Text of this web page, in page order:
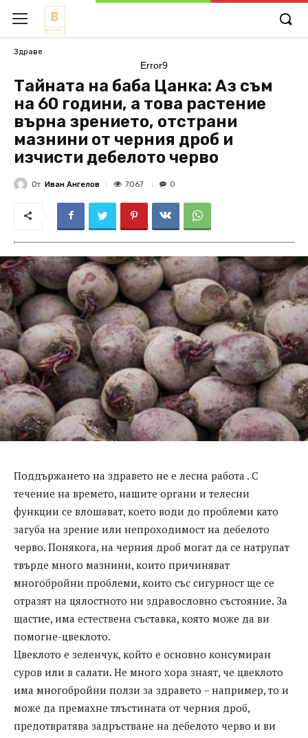
Здраве
Error9
Тайната на баба Цанка: Аз съм
на 60 години, а това растение
върна зрението, отстрани
мазнини от черния дроб и
изчисти дебелото черво
От Иван Ангелов 7067 0
Поддържането на здравето не е лесна работа . С
течение на времето, нашите органи и телесни
функции се влошават, което води до проблеми като
загуба на зрение или непроходимост на дебелото
черво. Понякога, на черния дроб могат да се натрупат
твърде много мазнини, които причиняват
многобройни проблеми, които със сигурност ще се
отразят на цялостното ни здравословно състояние. За
щастие, има естествена съставка, която може да ви
помогне-цвеклото.
Цвеклото е зеленчук, който е основно консумиран
суров или в салати. Не много хора знаят, че цвеклото
има многобройни ползи за здравето – например, то и
може да премахне тлъстината от черния дроб,
предотвратява задръстване на дебелото черво и ви